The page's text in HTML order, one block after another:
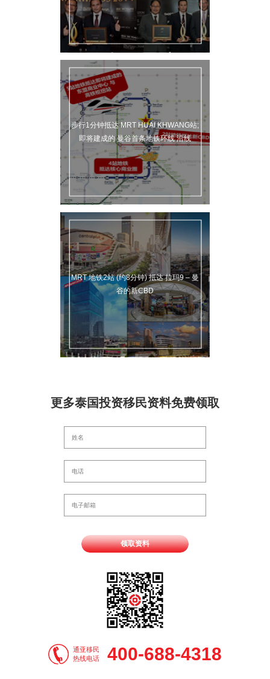
步行1分钟抵达 MRT HUAI KHWANG站;
即将建成的 曼谷首条地铁环线 沿线
MRT 地铁2站 (约8分钟) 抵达 拉玛9 – 曼
谷的新CBD
更多泰国投资移民资料免费领取
领取资料
通亚移民
热线电话
400-688-4318